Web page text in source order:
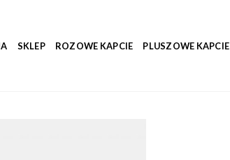
SKLEP ROZOWE KAPCIE PLUSZOWE KAPCIE